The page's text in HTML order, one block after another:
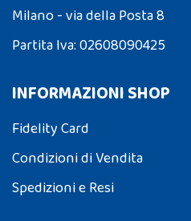
Milano - via della Posta 8
Partita Iva: 02608090425
INFORMAZIONI SHOP
Fidelity Card
Condizioni di Vendita
Spedizioni e Resi